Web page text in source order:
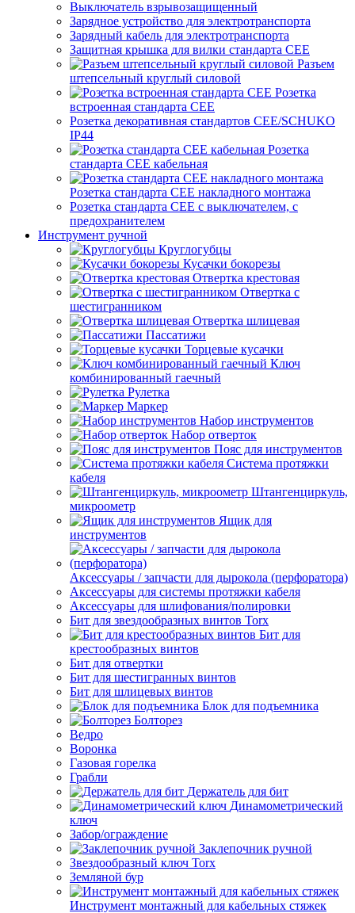
Выключатель взрывозащищенный
Зарядное устройство для электротранспорта
Зарядный кабель для электротранспорта
Защитная крышка для вилки стандарта CEE
Разъем
штепсельный круглый силовой
Розетка
встроенная стандарта CEE
Розетка декоративная стандартов CEE/SCHUKO
IP44
Розетка
стандарта СЕЕ кабельная
Розетка стандарта СЕЕ накладного монтажа
Розетка стандарта СЕЕ с выключателем, с
предохранителем
Инструмент ручной
Круглогубцы
Кусачки бокорезы
Отвертка крестовая
Отвертка с
шестигранником
Отвертка шлицевая
Пассатижи
Торцевые кусачки
Ключ
комбинированный гаечный
Рулетка
Маркер
Набор инструментов
Набор отверток
Пояс для инструментов
Система протяжки
кабеля
Штангенциркуль,
микроометр
Ящик для
инструментов
Аксессуары / запчасти для дырокола (перфоратора)
Аксессуары для системы протяжки кабеля
Аксессуары для шлифования/полировки
Бит для звездообразных винтов Torx
Бит для
крестообразных винтов
Бит для отвертки
Бит для шестигранных винтов
Бит для шлицевых винтов
Блок для подъемника
Болторез
Ведро
Воронка
Газовая горелка
Грабли
Держатель для бит
Динамометрический
ключ
Забор/ограждение
Заклепочник ручной
Звездообразный ключ Torx
Земляной бур
Инструмент монтажный для кабельных стяжек